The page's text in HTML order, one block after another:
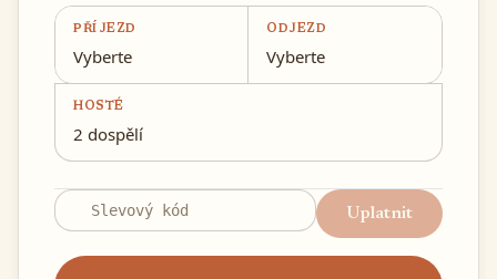
PŘÍJEZD
Vyberte
ODJEZD
Vyberte
HOSTÉ
2 dospělí
Uplatnit